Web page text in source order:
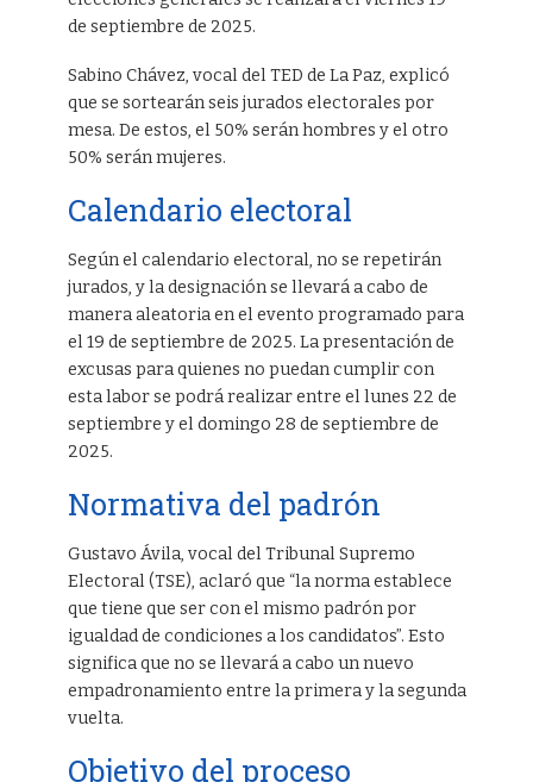
de septiembre de 2025.
Sabino Chávez, vocal del TED de La Paz, explicó
que se sortearán seis jurados electorales por
mesa. De estos, el 50% serán hombres y el otro
50% serán mujeres.
Calendario electoral
Según el calendario electoral, no se repetirán
jurados, y la designación se llevará a cabo de
manera aleatoria en el evento programado para
el 19 de septiembre de 2025. La presentación de
excusas para quienes no puedan cumplir con
esta labor se podrá realizar entre el lunes 22 de
septiembre y el domingo 28 de septiembre de
2025.
Normativa del padrón
Gustavo Ávila, vocal del Tribunal Supremo
Electoral (TSE), aclaró que “la norma establece
que tiene que ser con el mismo padrón por
igualdad de condiciones a los candidatos”. Esto
significa que no se llevará a cabo un nuevo
empadronamiento entre la primera y la segunda
vuelta.
Objetivo del proceso